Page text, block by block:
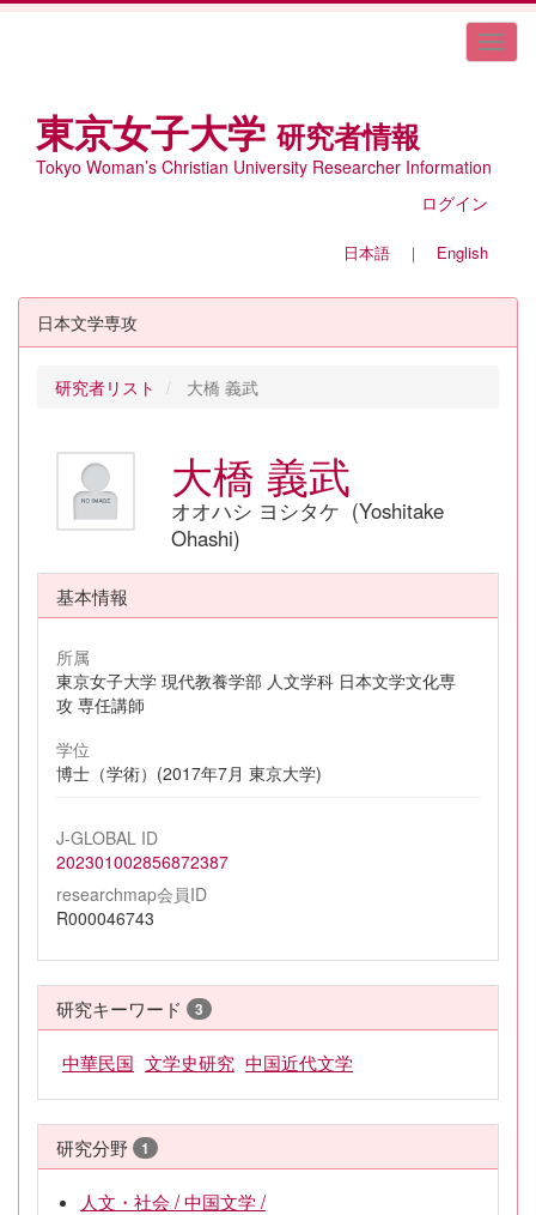
東京女子大学 研究者情報
Tokyo Woman’s Christian University Researcher Information
ログイン
日本語 ｜ English
日本文学専攻
研究者リスト 大橋 義武
大橋 義武
オオハシ ヨシタケ (Yoshitake
Ohashi)
基本情報
所属
東京女子大学 現代教養学部 人文学科 日本文学文化専
攻 専任講師
学位
博士（学術）(2017年7月 東京大学)
J-GLOBAL ID
202301002856872387
researchmap会員ID
R000046743
研究キーワード 3
中華民国 文学史研究 中国近代文学
研究分野 1
人文・社会 / 中国文学 /